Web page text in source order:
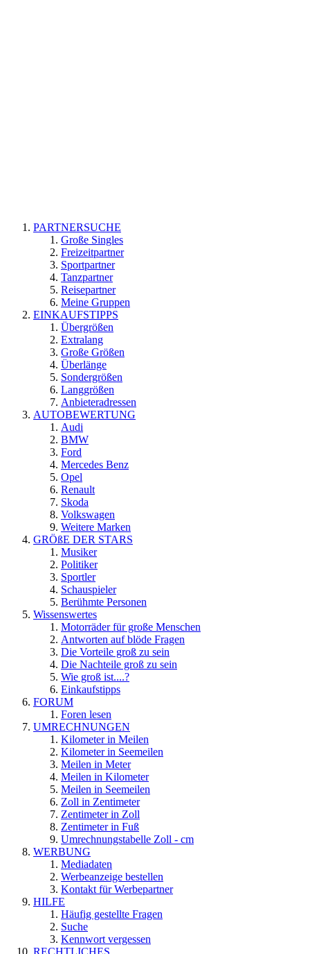
PARTNERSUCHE
Große Singles
Freizeitpartner
Sportpartner
Tanzpartner
Reisepartner
Meine Gruppen
EINKAUFSTIPPS
Übergrößen
Extralang
Große Größen
Überlänge
Sondergrößen
Langgrößen
Anbieteradressen
AUTOBEWERTUNG
Audi
BMW
Ford
Mercedes Benz
Opel
Renault
Skoda
Volkswagen
Weitere Marken
GRÖßE DER STARS
Musiker
Politiker
Sportler
Schauspieler
Berühmte Personen
Wissenswertes
Motorräder für große Menschen
Antworten auf blöde Fragen
Die Vorteile groß zu sein
Die Nachteile groß zu sein
Wie groß ist....?
Einkaufstipps
FORUM
Foren lesen
UMRECHNUNGEN
Kilometer in Meilen
Kilometer in Seemeilen
Meilen in Meter
Meilen in Kilometer
Meilen in Seemeilen
Zoll in Zentimeter
Zentimeter in Zoll
Zentimeter in Fuß
Umrechnungstabelle Zoll - cm
WERBUNG
Mediadaten
Werbeanzeige bestellen
Kontakt für Werbepartner
HILFE
Häufig gestellte Fragen
Suche
Kennwort vergessen